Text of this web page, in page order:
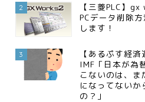
2
【三菱PLC】
PCデータ削除
します！
3
【あるぷす経済
IMF「日本が為
こないのは、ま
になってないか
の？」